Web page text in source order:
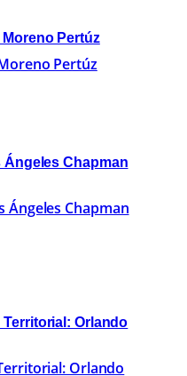
Pertúz
Ángeles Chapman
Orlando